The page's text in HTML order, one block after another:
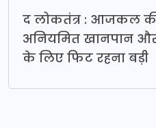
द लोकतंत्र : आजकल
अनियमित खानपान
के लिए फिट रहना बड़ी